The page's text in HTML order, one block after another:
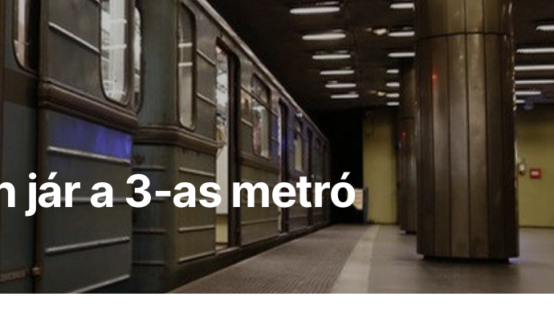
jár a 3-as metró